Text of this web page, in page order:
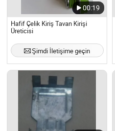
00:19
Hafif Çelik Kiriş Tavan Kirişi
Üreticisi
Şimdi İletişime geçin